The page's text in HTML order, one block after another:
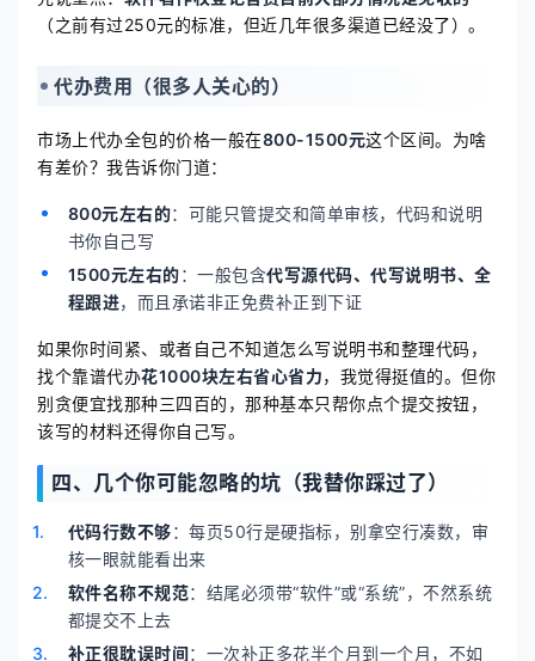
（之前有过250元的标准，但近几年很多渠道已经没了）。
代办费用（很多人关心的）
市场上代办全包的价格一般在800-1500元这个区间。为啥
有差价？我告诉你门道：
800元左右的：可能只管提交和简单审核，代码和说明
书你自己写
1500元左右的：一般包含代写源代码、代写说明书、全
程跟进，而且承诺非正免费补正到下证
如果你时间紧、或者自己不知道怎么写说明书和整理代码，
找个靠谱代办花1000块左右省心省力，我觉得挺值的。但你
别贪便宜找那种三四百的，那种基本只帮你点个提交按钮，
该写的材料还得你自己写。
四、几个你可能忽略的坑（我替你踩过了）
代码行数不够：每页50行是硬指标，别拿空行凑数，审
核一眼就能看出来
软件名称不规范：结尾必须带“软件”或“系统”，不然系统
都提交不上去
补正很耽误时间：一次补正多花半个月到一个月，不如